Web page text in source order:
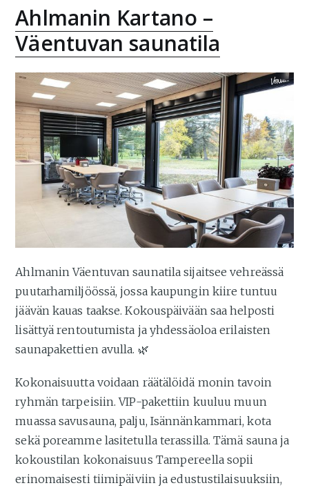
Ahlmanin Kartano –
Väentuvan saunatila
Ahlmanin Väentuvan saunatila sijaitsee vehreässä
puutarhamiljöössä, jossa kaupungin kiire tuntuu
jäävän kauas taakse. Kokouspäivään saa helposti
lisättyä rentoutumista ja yhdessäoloa erilaisten
saunapakettien avulla. 🌿
Kokonaisuutta voidaan räätälöidä monin tavoin
ryhmän tarpeisiin. VIP-pakettiin kuuluu muun
muassa savusauna, palju, Isännänkammari, kota
sekä poreamme lasitetulla terassilla. Tämä sauna ja
kokoustilan kokonaisuus Tampereella sopii
erinomaisesti tiimipäiviin ja edustustilaisuuksiin,